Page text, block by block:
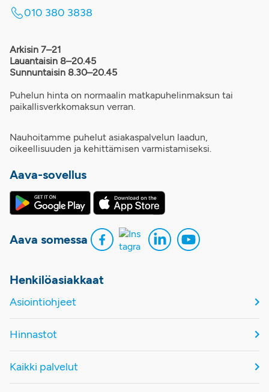
010 380 3838
Arkisin 7–21
Lauantaisin 8–20.45
Sunnuntaisin 8.30–20.45
Puhelun hinta on normaalin matkapuhelinmaksun tai
paikallisverkkomaksun verran.
Nauhoitamme puhelut asiakaspalvelun laadun,
oikeellisuuden ja kehittämisen varmistamiseksi.
Aava-sovellus
Aava somessa
Henkilöasiakkaat
Asiointiohjeet
Hinnastot
Kaikki palvelut